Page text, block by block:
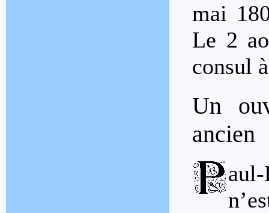
mai
Le 2
consul
Un
ancien